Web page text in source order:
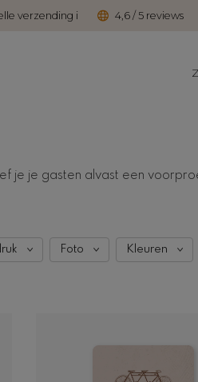
verzending i 4,6 / 5 reviews
je je gasten alvast een
Foto Kleuren